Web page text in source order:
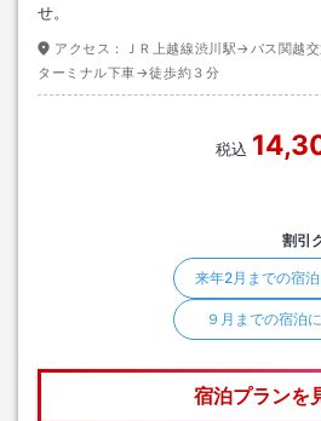
せ。
アクセス：
ＪＲ上越線渋川駅→バス関越
ターミナル下車→徒歩約３分
税込
割引
来年2月までの宿
９月までの宿泊
宿泊プランを